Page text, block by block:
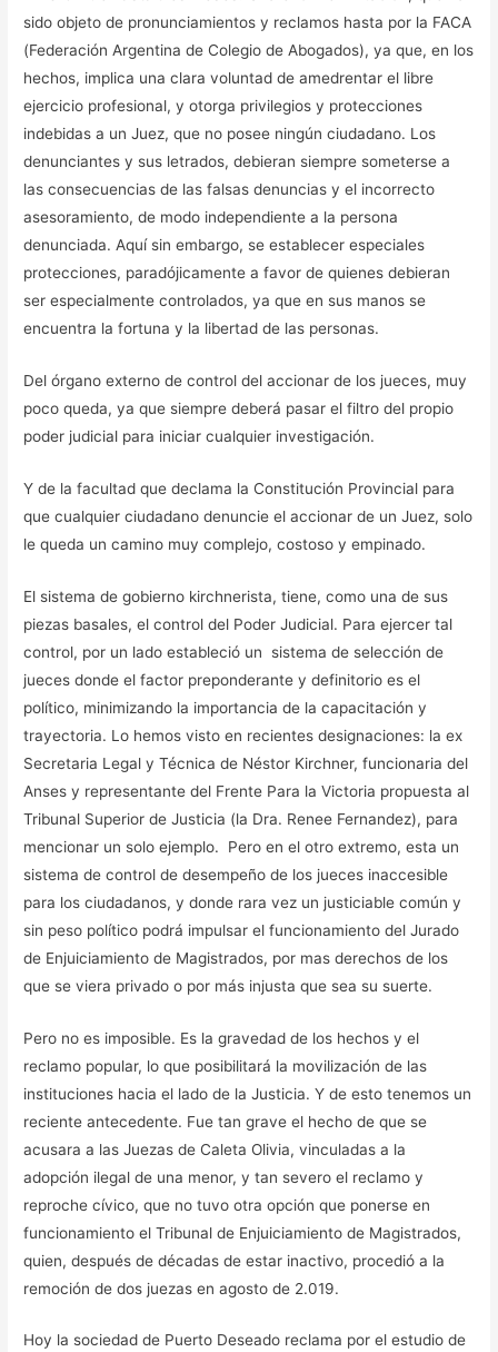
sido objeto de pronunciamientos y reclamos hasta por la FACA
(Federación Argentina de Colegio de Abogados), ya que, en los
hechos, implica una clara voluntad de amedrentar el libre
ejercicio profesional, y otorga privilegios y protecciones
indebidas a un Juez, que no posee ningún ciudadano. Los
denunciantes y sus letrados, debieran siempre someterse a
las consecuencias de las falsas denuncias y el incorrecto
asesoramiento, de modo independiente a la persona
denunciada. Aquí sin embargo, se establecer especiales
protecciones, paradójicamente a favor de quienes debieran
ser especialmente controlados, ya que en sus manos se
encuentra la fortuna y la libertad de las personas.
Del órgano externo de control del accionar de los jueces, muy
poco queda, ya que siempre deberá pasar el filtro del propio
poder judicial para iniciar cualquier investigación.
Y de la facultad que declama la Constitución Provincial para
que cualquier ciudadano denuncie el accionar de un Juez, solo
le queda un camino muy complejo, costoso y empinado.
El sistema de gobierno kirchnerista, tiene, como una de sus
piezas basales, el control del Poder Judicial. Para ejercer tal
control, por un lado estableció un sistema de selección de
jueces donde el factor preponderante y definitorio es el
político, minimizando la importancia de la capacitación y
trayectoria. Lo hemos visto en recientes designaciones: la ex
Secretaria Legal y Técnica de Néstor Kirchner, funcionaria del
Anses y representante del Frente Para la Victoria propuesta al
Tribunal Superior de Justicia (la Dra. Renee Fernandez), para
mencionar un solo ejemplo. Pero en el otro extremo, esta un
sistema de control de desempeño de los jueces inaccesible
para los ciudadanos, y donde rara vez un justiciable común y
sin peso político podrá impulsar el funcionamiento del Jurado
de Enjuiciamiento de Magistrados, por mas derechos de los
que se viera privado o por más injusta que sea su suerte.
Pero no es imposible. Es la gravedad de los hechos y el
reclamo popular, lo que posibilitará la movilización de las
instituciones hacia el lado de la Justicia. Y de esto tenemos un
reciente antecedente. Fue tan grave el hecho de que se
acusara a las Juezas de Caleta Olivia, vinculadas a la
adopción ilegal de una menor, y tan severo el reclamo y
reproche cívico, que no tuvo otra opción que ponerse en
funcionamiento el Tribunal de Enjuiciamiento de Magistrados,
quien, después de décadas de estar inactivo, procedió a la
remoción de dos juezas en agosto de 2.019.
Hoy la sociedad de Puerto Deseado reclama por el estudio de